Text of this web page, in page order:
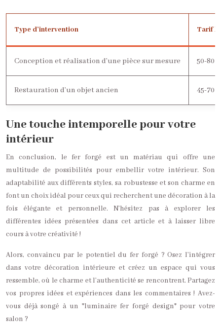
Type d’intervention Tarif
Conception et réalisation d’une pièce sur mesure 50-80 €
Restauration d’un objet ancien 45-70 €
Une touche intemporelle pour votre
intérieur
En conclusion, le fer forgé est un matériau qui offre une
multitude de possibilités pour embellir votre intérieur. Son
adaptabilité aux différents styles, sa robustesse et son charme en
font un choix idéal pour ceux qui recherchent une décoration à la
fois élégante et personnelle. N’hésitez pas à explorer les
différentes idées présentées dans cet article et à laisser libre
cours à votre créativité !
Alors, convaincu par le potentiel du fer forgé ? Osez l’intégrer
dans votre décoration intérieure et créez un espace qui vous
ressemble, où le charme et l’authenticité se rencontrent. Partagez
vos propres idées et expériences dans les commentaires ! Avez-
vous déjà songé à un *luminaire fer forgé design* pour votre
salon ?